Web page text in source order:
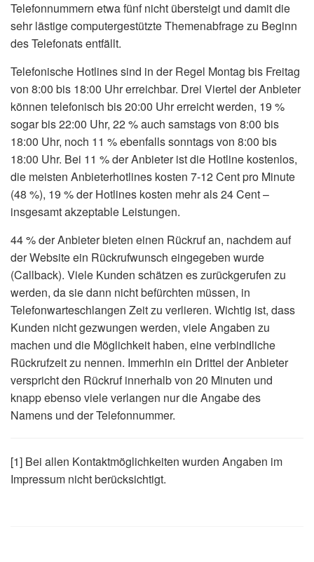
Telefonnummern etwa fünf nicht übersteigt und damit die
sehr lästige computergestützte Themenabfrage zu Beginn
des Telefonats entfällt.
Telefonische Hotlines sind in der Regel Montag bis Freitag
von 8:00 bis 18:00 Uhr erreichbar. Drei Viertel der Anbieter
können telefonisch bis 20:00 Uhr erreicht werden, 19 %
sogar bis 22:00 Uhr, 22 % auch samstags von 8:00 bis
18:00 Uhr, noch 11 % ebenfalls sonntags von 8:00 bis
18:00 Uhr. Bei 11 % der Anbieter ist die Hotline kostenlos,
die meisten Anbieterhotlines kosten 7-12 Cent pro Minute
(48 %), 19 % der Hotlines kosten mehr als 24 Cent –
insgesamt akzeptable Leistungen.
44 % der Anbieter bieten einen Rückruf an, nachdem auf
der Website ein Rückrufwunsch eingegeben wurde
(Callback). Viele Kunden schätzen es zurückgerufen zu
werden, da sie dann nicht befürchten müssen, in
Telefonwarteschlangen Zeit zu verlieren. Wichtig ist, dass
Kunden nicht gezwungen werden, viele Angaben zu
machen und die Möglichkeit haben, eine verbindliche
Rückrufzeit zu nennen. Immerhin ein Drittel der Anbieter
verspricht den Rückruf innerhalb von 20 Minuten und
knapp ebenso viele verlangen nur die Angabe des
Namens und der Telefonnummer.
[1] Bei allen Kontaktmöglichkeiten wurden Angaben im
Impressum nicht berücksichtigt.